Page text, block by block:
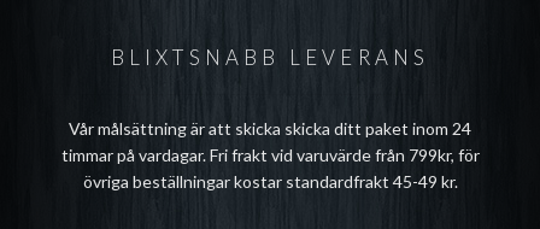
BLIXTSNABB LEVERANS
Vår målsättning är att skicka skicka ditt paket inom 24
timmar på vardagar. Fri frakt vid varuvärde från 799kr, för
övriga beställningar kostar standardfrakt 45-49 kr.